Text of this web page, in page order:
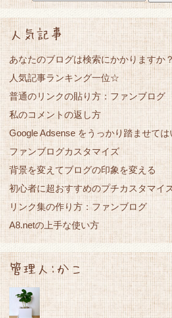
人気記事
あなたのブログは検索にかかりますか？
人気記事ランキング一位☆
普通のリンクの貼り方：ファンブログ
私のコメントの返し方
Google Adsense をうっかり踏ませては
ファンブログカスタマイズ
背景を変えてブログの印象を変える
初心者に超おすすめのプチカスタマイ
リンク集の作り方：ファンブログ
A8.netの上手な使い方
管理人:かこ